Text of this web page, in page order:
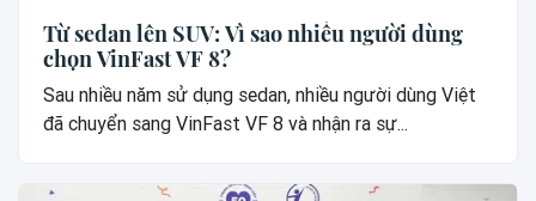
Từ sedan lên SUV: Vì sao nhiều người dùng
chọn VinFast VF 8?
Sau nhiều năm sử dụng sedan, nhiều người dùng Việt
đã chuyển sang VinFast VF 8 và nhận ra sự...